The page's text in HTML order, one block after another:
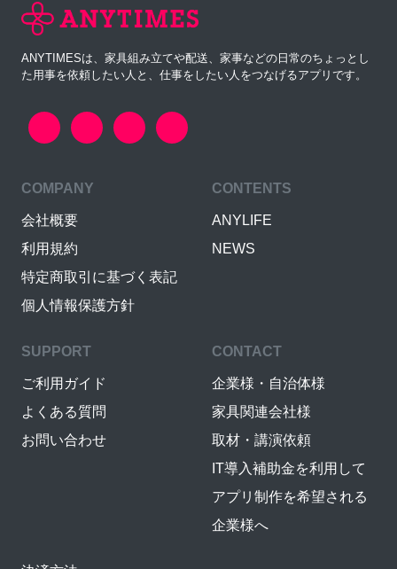
ANYTIMESは、家具組み立てや配送、家事などの日常のちょっとし
た用事を依頼したい人と、仕事をしたい人をつなげるアプリです。
COMPANY
会社概要
利用規約
特定商取引に基づく表記
個人情報保護方針
CONTENTS
ANYLIFE
NEWS
SUPPORT
ご利用ガイド
よくある質問
お問い合わせ
CONTACT
企業様・自治体様
家具関連会社様
取材・講演依頼
IT導入補助金を利用して
アプリ制作を希望される
企業様へ